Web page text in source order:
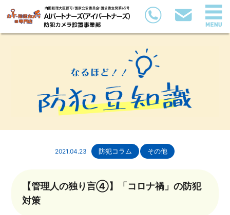
2021.04.23 防犯コラム その他
【管理人の独り言④】「コロナ禍」の防犯
対策